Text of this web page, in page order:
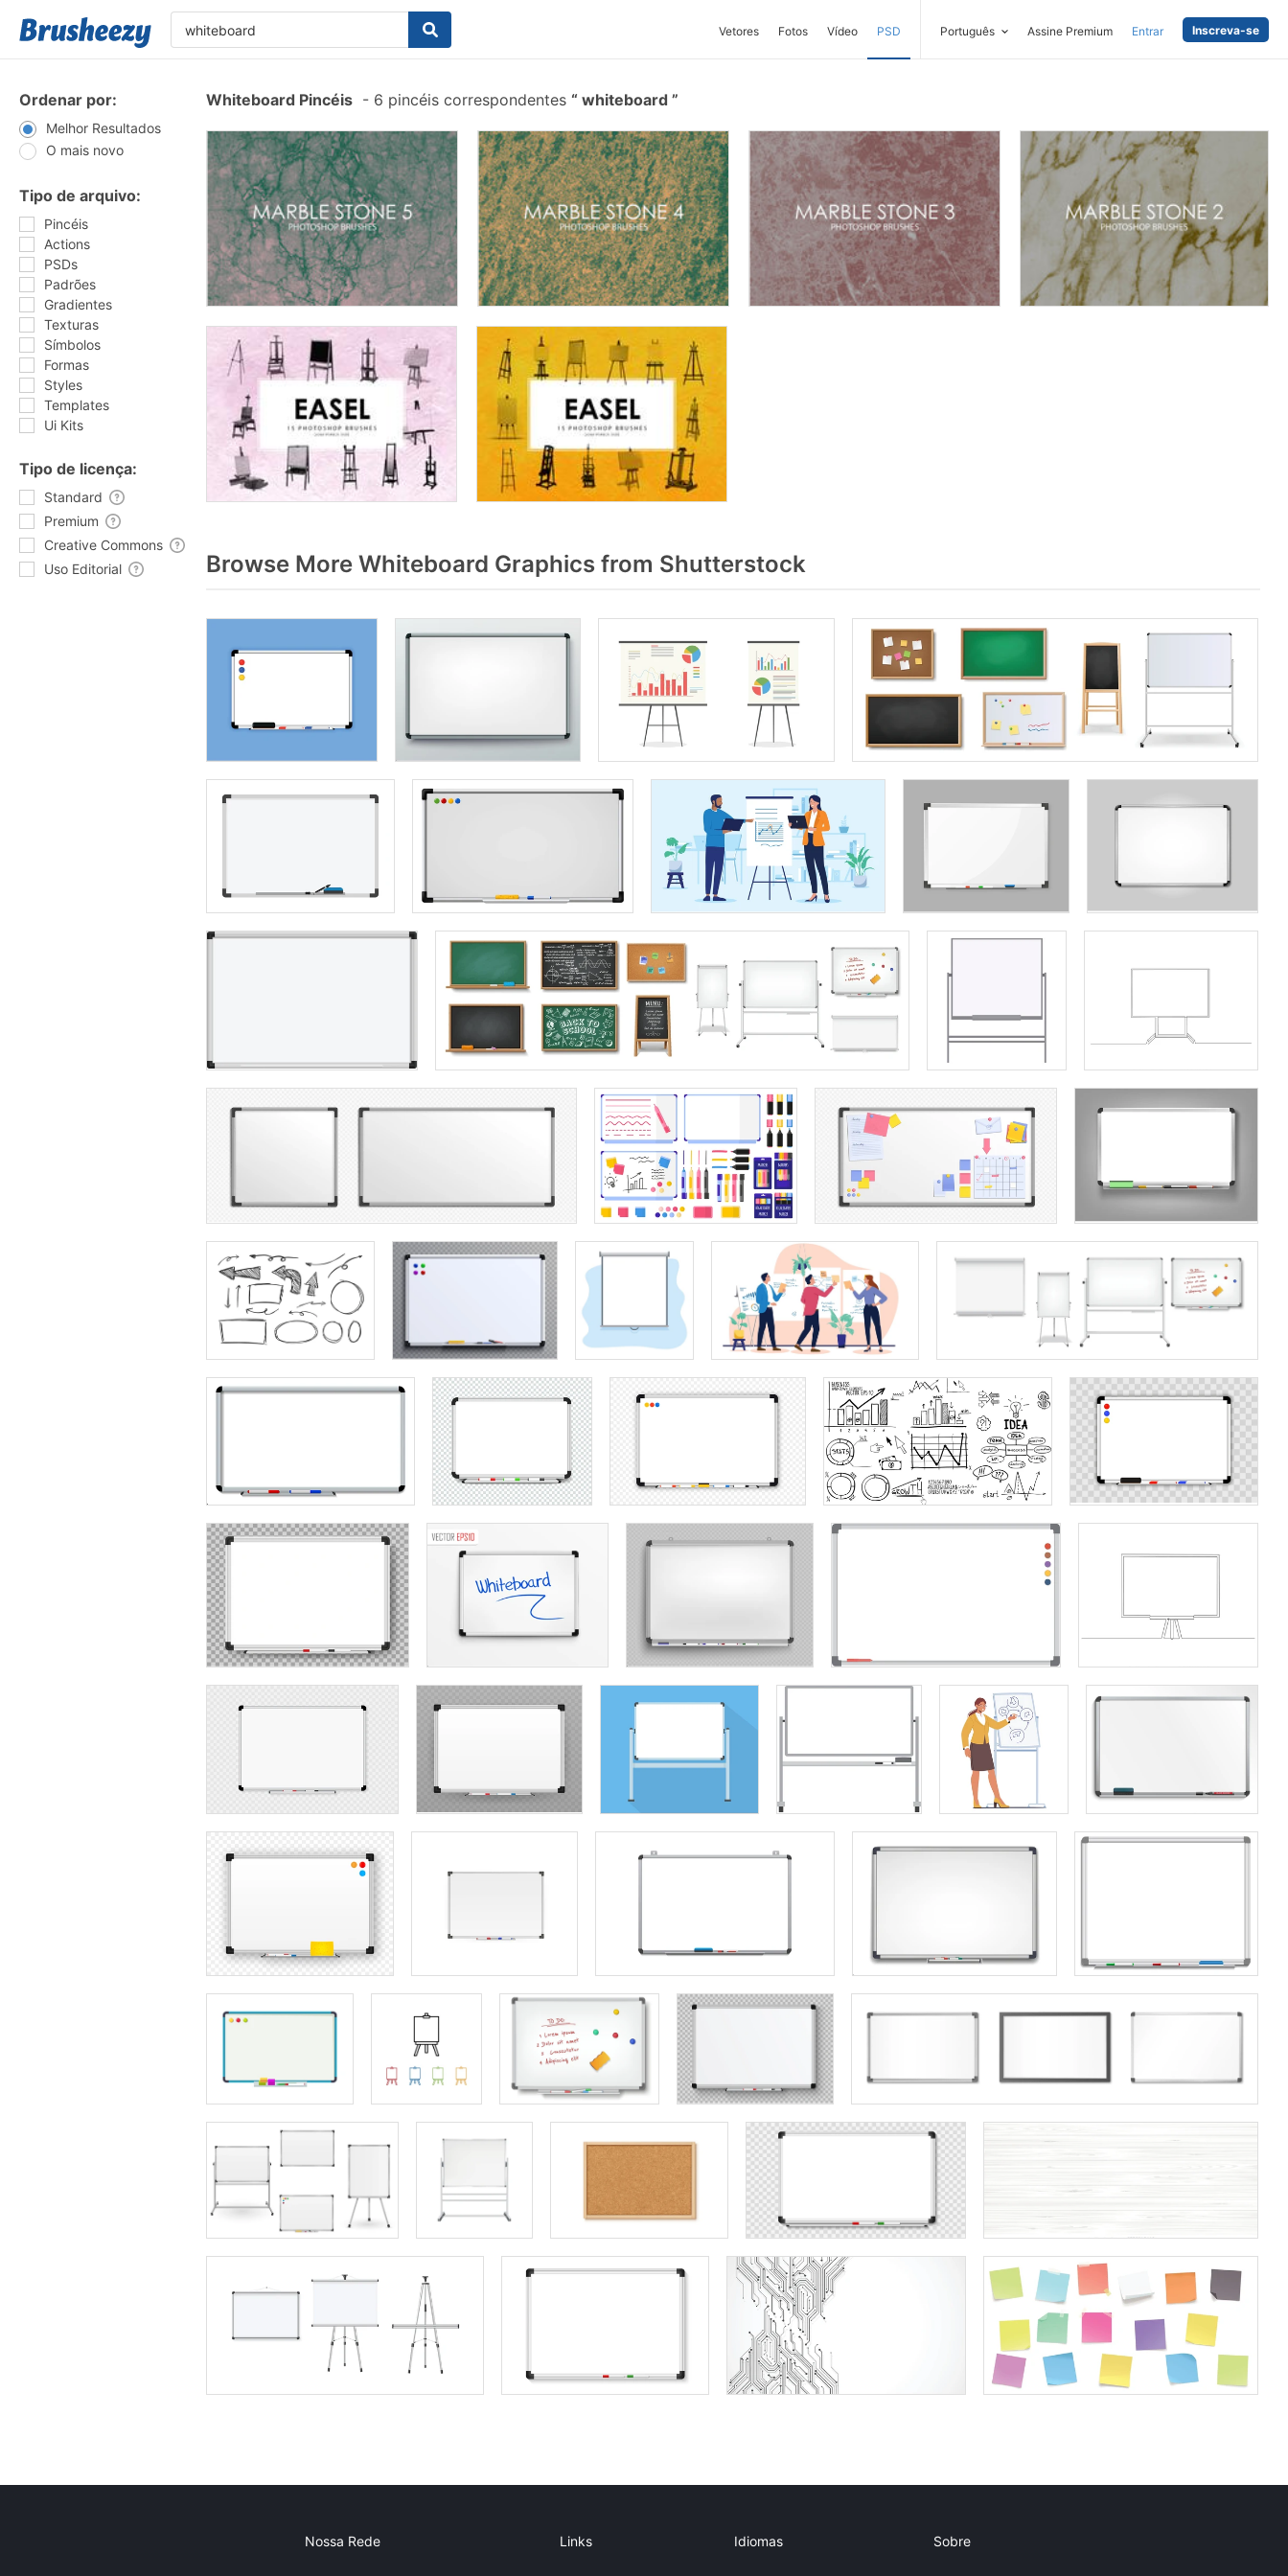
Vetores Fotos Vídeo PSD Português Assine Premium Entrar Inscreva-se
Ordenar por:
Melhor Resultados
O mais novo
Tipo de arquivo:
Pincéis
Actions
PSDs
Padrões
Gradientes
Texturas
Símbolos
Formas
Styles
Templates
Ui Kits
Tipo de licença:
Standard
Premium
Creative Commons
Uso Editorial
Whiteboard Pincéis - 6 pincéis correspondentes whiteboard
Browse More Whiteboard Graphics from Shutterstock
Nossa Rede Links Idiomas Sobre